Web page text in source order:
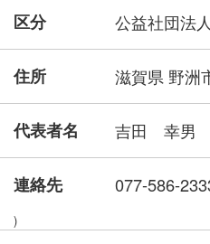
区分 公益社団法人
住所 滋賀県 野洲
代表者名 吉田 幸男
連絡先 077-586-
)